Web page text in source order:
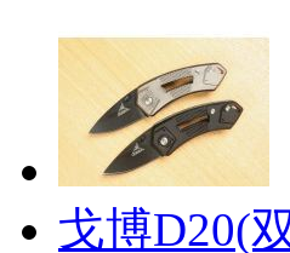
戈博D20(